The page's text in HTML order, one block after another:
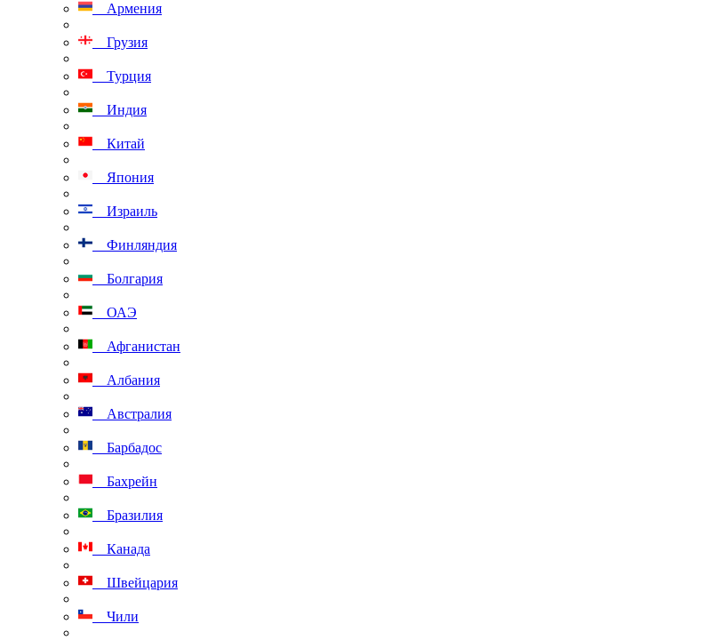
Армения
Грузия
Турция
Индия
Китай
Япония
Израиль
Финляндия
Болгария
ОАЭ
Афганистан
Албания
Австралия
Барбадос
Бахрейн
Бразилия
Канада
Швейцария
Чили